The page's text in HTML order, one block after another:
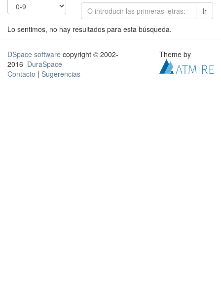
Ir
Lo sentimos, no hay resultados para esta búsqueda.
DSpace software copyright © 2002-
2016 DuraSpace
Contacto | Sugerencias
Theme by